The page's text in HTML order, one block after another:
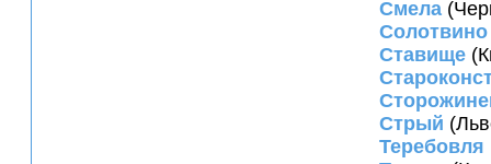
Смела
Солотвино
Ставище
Стрый
Теребовля